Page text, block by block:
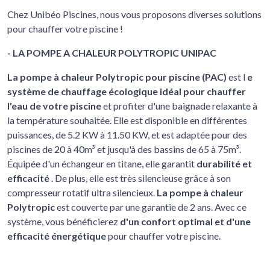
Chez Unibéo Piscines, nous vous proposons diverses solutions
pour chauffer votre piscine !
- LA POMPE A CHALEUR POLYTROPIC UNIPAC
La pompe à chaleur Polytropic pour piscine (PAC) est l e
système de chauffage écologique idéal pour chauffer
l'eau de votre piscineet profiter d'une baignade relaxante à
la température souhaitée. Elle est disponible en différentes
puissances, de 5.2 KW à 11.50 KW, et est adaptée pour des
piscines de 20 à 40m³ et jusqu'à des bassins de 65 à 75m³.
Équipée d'un échangeur en titane, elle garantit durabilité et
efficacité. De plus, elle est très silencieuse grâce à son
compresseur rotatif ultra silencieux. La pompe à chaleur
Polytropicest couverte par une garantie de 2 ans. Avec ce
système, vous bénéficierez d'un confort optimal et d'une
efficacité énergétiquepour chauffer votre piscine.